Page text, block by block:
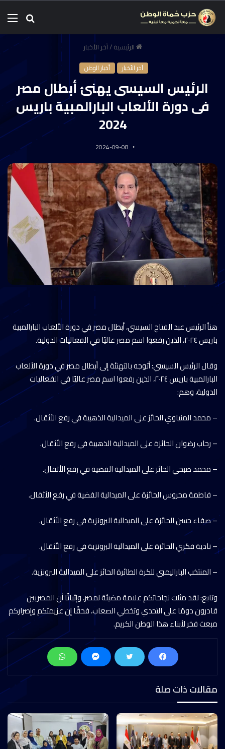
الرئيسية/آخر الأخبار
آخر الأخبار أخبار الوطن
الرئيس السيسى يهنئ أبطال مصر
فى دورة الألعاب البارالمبية باريس
2024
2024-09-08
هنأ الرئيس عبد الفتاح السيسي، أبطال مصر في دورة الألعاب البارالمبية
باريس ٢٠٢٤، الذين رفعوا اسم مصر عاليًا في الفعاليات الدولية.
وقال الرئيس السيسي: أتوجه بالتهنئة إلى أبطال مصر في دورة الألعاب
البارالمبية باريس ٢٠٢٤، الذين رفعوا اسم مصر عاليًا في الفعاليات
الدولية، وهم:
– محمد المنياوي الحائز على الميدالية الذهبية في رفع الأثقال.
– ⁠رحاب رضوان الحائزة على الميدالية الذهبية في رفع الأثقال.
– ⁠محمد صبحي الحائز على الميدالية الفضية في رفع الأثقال.
– ⁠فاطمة محروس الحائزة على الميدالية الفضية في رفع الأثقال.
– ⁠صفاء حسن الحائزة على الميدالية البرونزية في رفع الأثقال.
– ⁠نادية فكري الحائزة على الميدالية البرونزية في رفع الأثقال.
– ⁠المنتخب الباراليمبي للكرة الطائرة الحائز على الميدالية البرونزية.
وتابع: لقد مثلت نجاحاتكم علامة مضيئة لمصر، وإثباتًا أن المصريين
قادرون دومًا على التحدي وتخطي الصعاب، فحقًا إن عزيمتكم وإصراركم
مبعث فخر لأبناء هذا الوطن الكريم.
مقالات ذات صلة